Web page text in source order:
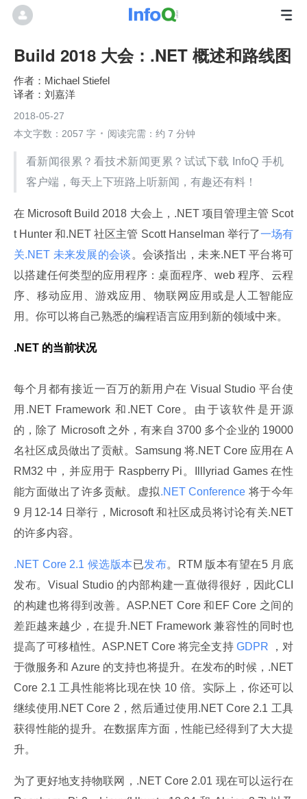
Build 2018 大会：.NET 概述和路线图
Michael Stiefel
刘嘉洋
2018-05-27
本文字数：2057 字
阅读完需：约 7 分钟
看新闻很累？看技术新闻更累？试试下载 InfoQ 手机
客户端，每天上下班路上听新闻，有趣还有料！
在 Microsoft Build 2018 大会上，.NET 项目管理主管 Scot
t Hunter 和.NET 社区主管 Scott Hanselman 举行了一场有
关.NET 未来发展的会谈 。会谈指出，未来.NET 平台将可
以搭建任何类型的应用程序：桌面程序、web 程序、云程
序、移动应用、游戏应用、物联网应用或是人工智能应
用。你可以将自己熟悉的编程语言应用到新的领域中来。
.NET 的当前状况
每个月都有接近一百万的新用户在 Visual Studio 平台使
用.NET Framework 和.NET Core。由于该软件是开源
的，除了 Microsoft 之外，有来自 3700 多个企业的 19000
名社区成员做出了贡献。Samsung 将.NET Core 应用在 A
RM32 中，并应用于 Raspberry Pi。Illlyriad Games 在性
能方面做出了许多贡献。虚拟.NET Conference 将于今年
9 月12-14 日举行，Microsoft 和社区成员将讨论有关.NET
的许多内容。
.NET Core 2.1 候选版本已发布。RTM 版本有望在5 月底
发布。Visual Studio 的内部构建一直做得很好，因此CLI
的构建也将得到改善。ASP.NET Core 和EF Core 之间的
差距越来越少，在提升.NET Framework 兼容性的同时也
提高了可移植性。ASP.NET Core 将完全支持 GDPR
，对
于微服务和 Azure 的支持也将提升。在发布的时候，.NET
Core 2.1 工具性能将比现在快 10 倍。实际上，你还可以
继续使用.NET Core 2，然后通过使用.NET Core 2.1 工具
获得性能的提升。在数据库方面，性能已经得到了大大提
升。
为了更好地支持物联网，.NET Core 2.01 现在可以运行在